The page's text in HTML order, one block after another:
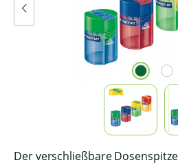
Der verschließbare